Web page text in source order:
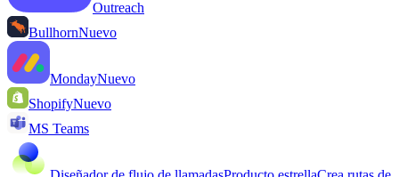
Outreach
BullhornNuevo
MondayNuevo
ShopifyNuevo
MS Teams